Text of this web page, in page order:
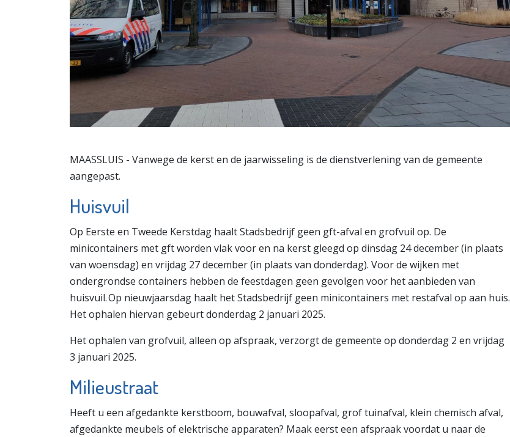
MAASSLUIS - Vanwege de kerst en de jaarwisseling is de dienstverlening van de gemeente
aangepast.
Huisvuil
Op Eerste en Tweede Kerstdag haalt Stadsbedrijf geen gft-afval en grofvuil op. De
minicontainers met gft worden vlak voor en na kerst gleegd op dinsdag 24 december (in plaats
van woensdag) en vrijdag 27 december (in plaats van donderdag). Voor de wijken met
ondergrondse containers hebben de feestdagen geen gevolgen voor het aanbieden van
huisvuil. Op nieuwjaarsdag haalt het Stadsbedrijf geen minicontainers met restafval op aan huis.
Het ophalen hiervan gebeurt donderdag 2 januari 2025.
Het ophalen van grofvuil, alleen op afspraak, verzorgt de gemeente op donderdag 2 en vrijdag
3 januari 2025.
Milieustraat
Heeft u een afgedankte kerstboom, bouwafval, sloopafval, grof tuinafval, klein chemisch afval,
afgedankte meubels of elektrische apparaten? Maak eerst een afspraak voordat u naar de